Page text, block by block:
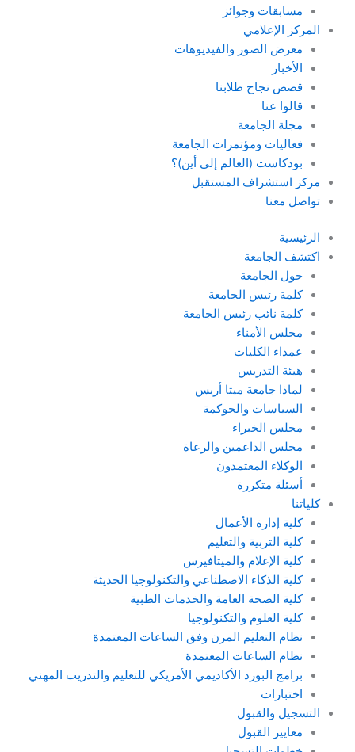
مسابقات وجوائز
المركز الإعلامي
معرض الصور والفيديوهات
الأخبار
قصص نجاح طلابنا
قالوا عنا
مجلة الجامعة
فعاليات ومؤتمرات الجامعة
بودكاست (العالم إلى أين)؟
مركز استشراف المستقبل
تواصل معنا
الرئيسية
اكتشف الجامعة
حول الجامعة
كلمة رئيس الجامعة
كلمة نائب رئيس الجامعة
مجلس الأمناء
عمداء الكليات
هيئة التدريس
لماذا جامعة ميتا أريس
السياسات والحوكمة
مجلس الخبراء
مجلس الداعمين والرعاة
الوكلاء المعتمدون
أسئلة متكررة
كلياتنا
كلية إدارة الأعمال
كلية التربية والتعليم
كلية الإعلام والميتافيرس
كلية الذكاء الاصطناعي والتكنولوجيا الحديثة
كلية الصحة العامة والخدمات الطبية
كلية العلوم والتكنولوجيا
نظام التعليم المرن وفق الساعات المعتمدة
نظام الساعات المعتمدة
برامج البورد الأكاديمي الأمريكي للتعليم والتدريب المهني
اختبارات
التسجيل والقبول
معايير القبول